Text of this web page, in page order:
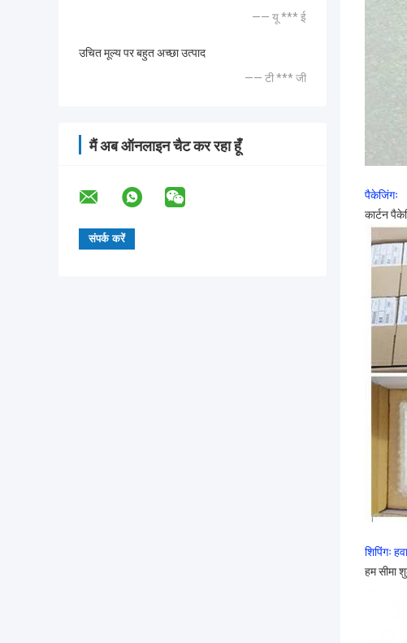
—— यू *** ई
उचित मूल्य पर बहुत अच्छा उत्पाद
—— टी *** जी
मैं अब ऑनलाइन चैट कर रहा हूँ
पैकेजिंगः
कार्टन
शिपिंगः
हम सीमा